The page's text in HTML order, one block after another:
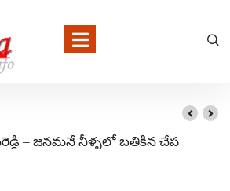
– జనమనే నీళ్ళలో బతికిన చేప